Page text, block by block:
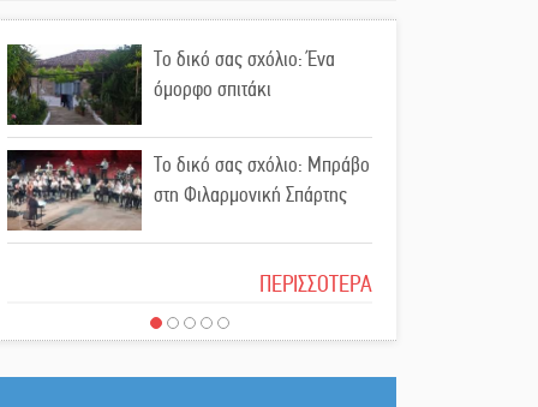
(ΣΥΝΕΧΗΣ ΑΝΑΝΕΩΣΗ)
Ποδοσφαιρικό αντάμωμα για
τους Κοκκινοραχίτες
Μάχης συνέχεια των 310 για
τη Λαϊκή Σπάρτης
Στον τελικό του
Πρωταθλήματος Ελλάδας
Beach Soccer ο Π.
Μαρτσούκος
Το δικό σας σχόλιο: Ένα
όμορφο σπιτάκι
Το δικό σας σχόλιο: Μπράβο
στη Φιλαρμονική Σπάρτης
Το δικό σας σχόλιο: Σύντομη
απάντηση σε διθυράμβους
για το παλαιό Δικαστικό
ΠΕΡΙΣΣΟΤΕΡΑ